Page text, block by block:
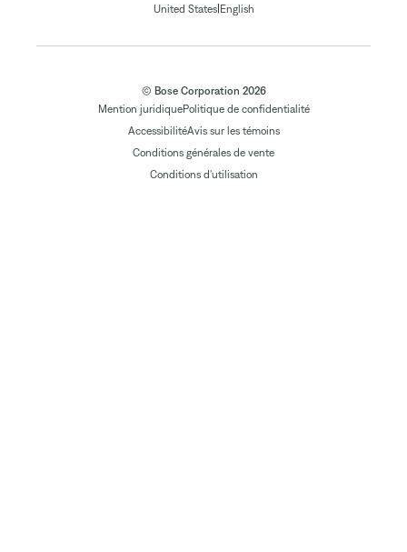
United States|English
© Bose Corporation 2026
Mention juridiquePolitique de confidentialité
AccessibilitéAvis sur les témoins
Conditions générales de vente
Conditions d'utilisation